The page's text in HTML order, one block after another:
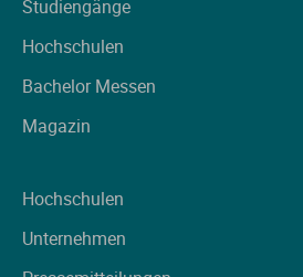
Studiengänge
Hochschulen
Bachelor Messen
Magazin
Hochschulen
Unternehmen